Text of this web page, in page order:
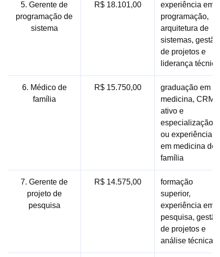
5. Gerente de
programação de
sistema
R$ 18.101,00
experiência em
programação,
arquitetura de
sistemas, gestão
de projetos e
liderança técnica
6. Médico de
família
R$ 15.750,00
graduação em
medicina, CRM
ativo e
especialização
ou experiência
em medicina de
família
7. Gerente de
projeto de
pesquisa
R$ 14.575,00
formação
superior,
experiência em
pesquisa, gestão
de projetos e
análise técnica